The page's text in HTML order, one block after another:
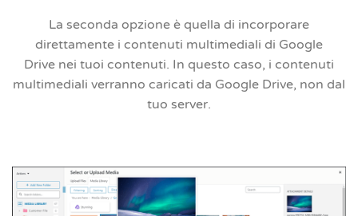
La seconda opzione è quella di incorporare
direttamente i contenuti multimediali di Google
Drive nei tuoi contenuti. In questo caso, i contenuti
multimediali verranno caricati da Google Drive, non dal
tuo server.